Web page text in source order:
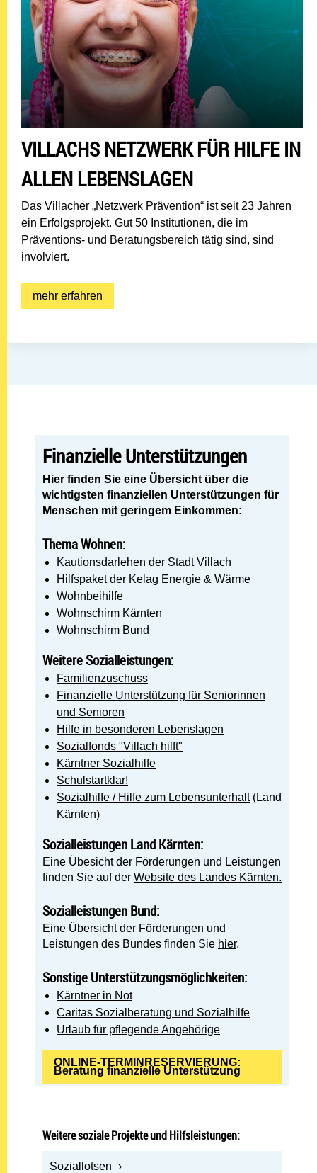
VILLACHS NETZWERK FÜR HILFE IN
ALLEN LEBENSLAGEN
Das Villacher „Netzwerk Prävention“ ist seit 23 Jahren
ein Erfolgsprojekt. Gut 50 Institutionen, die im
Präventions- und Beratungsbereich tätig sind, sind
involviert.
mehr erfahren
Finanzielle Unterstützungen
Hier finden Sie eine Übersicht über die
wichtigsten finanziellen Unterstützungen für
Menschen mit geringem Einkommen:
Thema Wohnen:
Kautionsdarlehen der Stadt Villach
Hilfspaket der Kelag Energie & Wärme
Wohnbeihilfe
Wohnschirm Kärnten
Wohnschirm Bund
Weitere Sozialleistungen:
Familienzuschuss
Finanzielle Unterstützung für Seniorinnen
und Senioren
Hilfe in besonderen Lebenslagen
Sozialfonds "Villach hilft"
Kärntner Sozialhilfe
Schulstartklar!
Sozialhilfe / Hilfe zum Lebensunterhalt(Land
Kärnten)
Sozialleistungen Land Kärnten:
Eine Übesicht der Förderungen und Leistungen
finden Sie auf der Website des Landes Kärnten.
Sozialleistungen Bund:
Eine Übersicht der Förderungen und
Leistungen des Bundes finden Sie hier.
Sonstige Unterstützungsmöglichkeiten:
Kärntner in Not
Caritas Sozialberatung und Sozialhilfe
Urlaub für pflegende Angehörige
ONLINE-TERMINRESERVIERUNG:
Beratung finanzielle Unterstützung
Weitere soziale Projekte und Hilfsleistungen:
Soziallotsen